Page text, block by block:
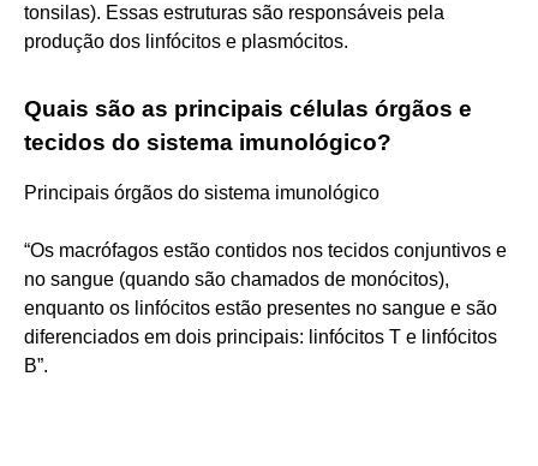
tonsilas). Essas estruturas são responsáveis pela
produção dos linfócitos e plasmócitos.
Quais são as principais células órgãos e
tecidos do sistema imunológico?
Principais órgãos do sistema imunológico
“Os macrófagos estão contidos nos tecidos conjuntivos e
no sangue (quando são chamados de monócitos),
enquanto os linfócitos estão presentes no sangue e são
diferenciados em dois principais: linfócitos T e linfócitos
B”.